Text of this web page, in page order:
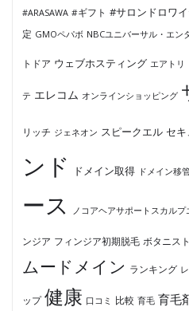
#ARASAWA #ギフト #サロンドロワ
定 GMOペパボ NBCユニバーサル・エン
トドア ウェブホスティング エアトリ
テ エレコム オンラインショッピング
リッチ ジェネオン スピークエル セ
ンド
ドメイン取得 ドメイン移
ース
ノコアヘアサポートスカルプ
ンジア フィンジア初期脱毛 ボタニス
ムードメイン ランキング
ップ 健康 口コミ 比較 育毛 育毛